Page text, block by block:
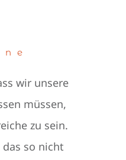
wir unsere
müssen,
zu sein.
so nicht